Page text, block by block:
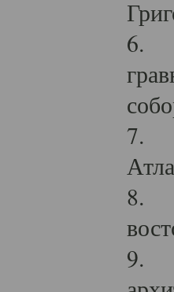
6.
7.
8.
9.